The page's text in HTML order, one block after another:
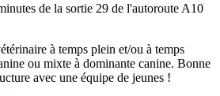
de la sortie 29 de l'autoroute A10
à temps plein et/ou à temps
ou mixte à dominante canine. Bonne
avec une équipe de jeunes !